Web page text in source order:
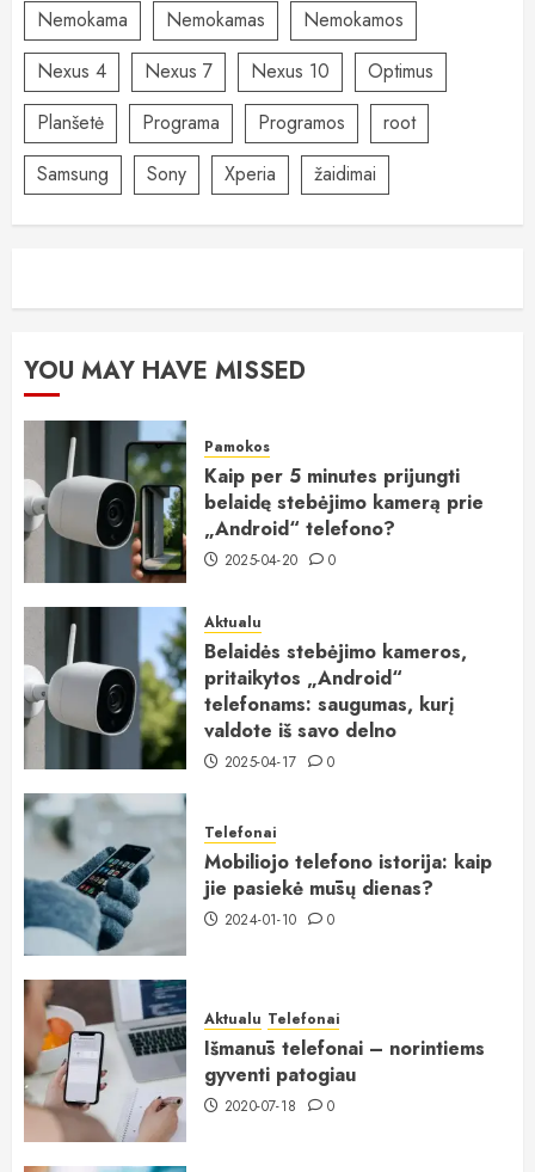
Nemokama
Nemokamas
Nemokamos
Nexus 4
Nexus 7 Nexus 10
Optimus
Planšetė
Programa Programos
root
Samsung
Sony Xperia žaidimai
YOU MAY HAVE MISSED
Pamokos
Kaip per 5 minutes prijungti
belaidę stebėjimo kamerą prie
„Android“ telefono?
2025-04-20 0
Aktualu
Belaidės stebėjimo kameros,
pritaikytos „Android“
telefonams: saugumas, kurį
valdote iš savo delno
2025-04-17 0
Telefonai
Mobiliojo telefono istorija: kaip
jie pasiekė mūsų dienas?
2024-01-10 0
Aktualu Telefonai
Išmanūs telefonai – norintiems
gyventi patogiau
2020-07-18 0